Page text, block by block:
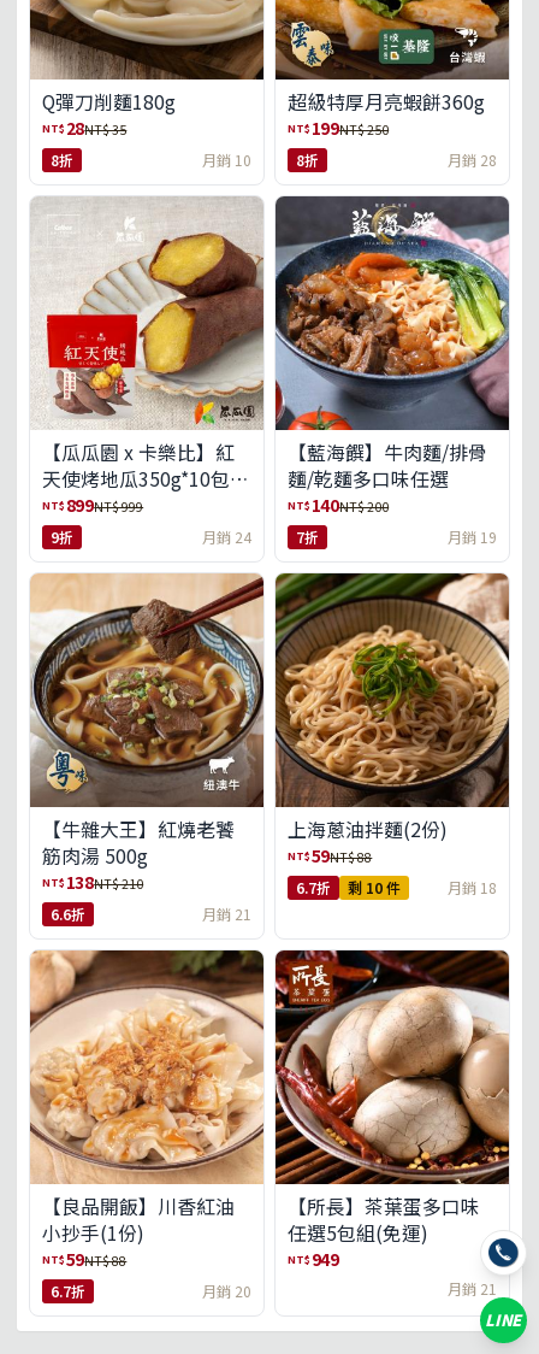
Q彈刀削麵180g
NT$ 28NT$ 35
8折 月銷 10
超級特厚月亮蝦餅360g
NT$ 199NT$ 250
8折 月銷 28
【瓜瓜園 x 卡樂比】紅
天使烤地瓜350g*10包
(免運組)
NT$ 899NT$ 999
9折 月銷 24
【藍海饌】牛肉麵/排骨
麵/乾麵多口味任選
NT$ 140NT$ 200
7折 月銷 19
【牛雜大王】紅燒老饕
筋肉湯 500g
NT$ 138NT$ 210
6.6折 月銷 21
上海蔥油拌麵(2份)
NT$59NT$ 88
6.7折 剩 10 件 月銷 18
【良品開飯】川香紅油
小抄手(1份)
NT$59NT$ 88
6.7折 月銷 20
【所長】茶葉蛋多口味
任選5包組(免運)
NT$ 949
月銷 21
LINE